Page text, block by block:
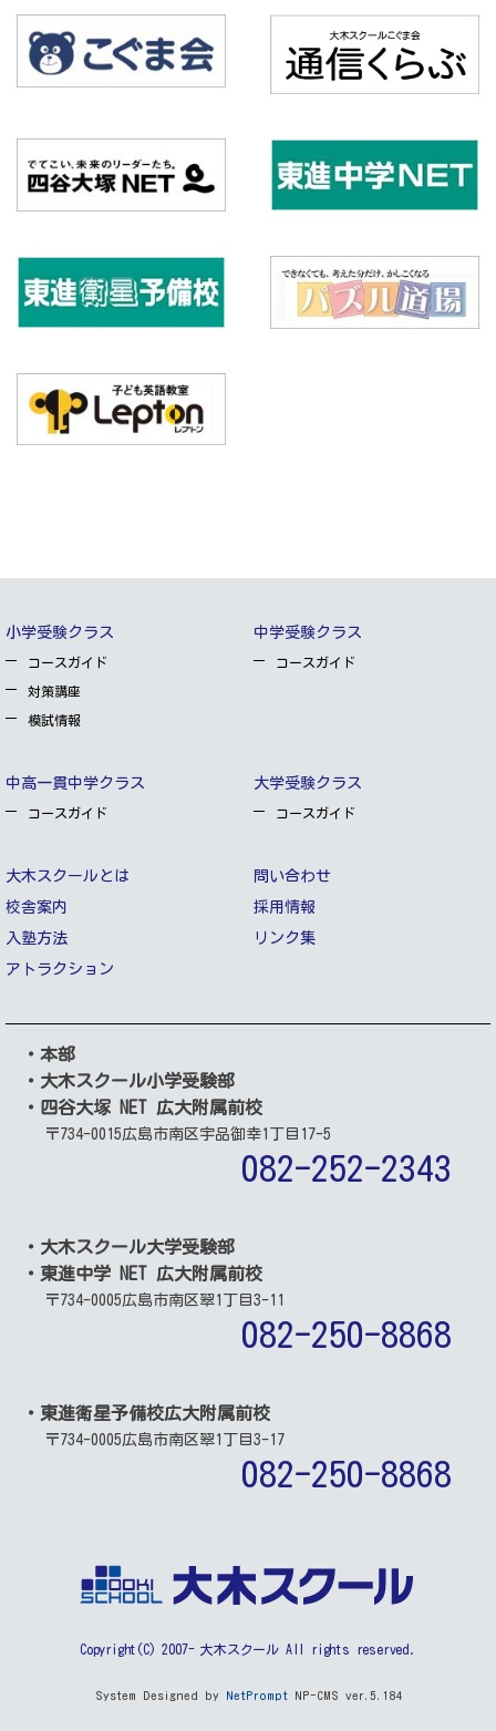
小学受験クラス
コースガイド
対策講座
模試情報
中学受験クラス
コースガイド
中高一貫中学クラス
コースガイド
大学受験クラス
コースガイド
大木スクールとは
校舎案内
入塾方法
アトラクション
問い合わせ
採用情報
リンク集
・本部
・大木スクール小学受験部
・四谷大塚 NET 広大附属前校
〒734-0015広島市南区宇品御幸1丁目17-5
082-252-2343
・大木スクール大学受験部
・東進中学 NET 広大附属前校
〒734-0005広島市南区翠1丁目3-11
082-250-8868
・東進衛星予備校広大附属前校
〒734-0005広島市南区翠1丁目3-17
082-250-8868
Copyright(C) 2007- 大木スクール All rights reserved.
System Designed by NetPromptNP-CMS ver.5.184